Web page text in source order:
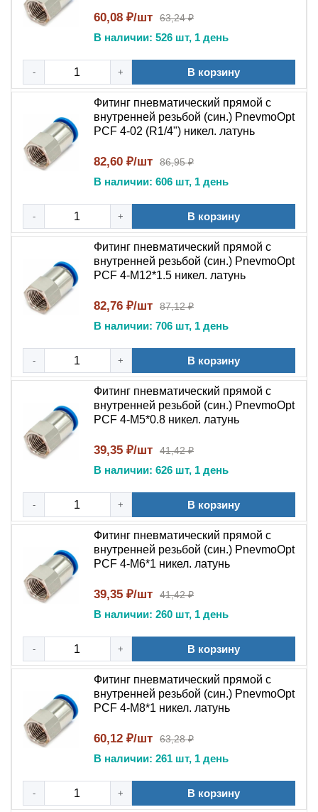
нажимным цанговым механизмом со стороны трубки и
внутренней резьбой – со стороны оборудования .
Тип устройства: прямой фитинг (трубка –
внутренняя резьба)
Тип соединения: нажимной быстроразъемный
(цанговый) – внутренняя резьба
Материал корпуса: никелированная латунь
Тип резьбы: уточняется в зависимости от
исполнения
Присоединительная резьба: уточняется в
зависимости от исполнения
Диаметр трубки: уточняется в зависимости от
исполнения
Рабочее давление: до 1,0 МПа (10 Атм)
Максимальное давление: 1,2 МПа
Отрицательное давление (вакуум): до -0,1 МПа (1
Рабочая среда: сжатый воздух, вакуум
Применяемые трубки: полиуретан, нейлон
Материал уплотнения: нитрильный каучук (NBR)
Основное назначение и условия
эксплуатации
Прямой фитинг PCF применяется для подключения
пневматической трубки к резьбовому порту
оборудования с наружной резьбой. Кодировка модели
PCF отражает тип соединения: «трубка-резьба» с
цанговым зажимом с одной стороны и внутренней
резьбой – с другой . Маркировка типоразмера содержит
диаметр трубки и код резьбы: например, PCF 10-03
означает фитинг под трубку 10 мм с резьбой R3/8" .
Изделие обеспечивает надежное герметичное
может применяться в вакуумных системах до -0,1 МПа .
Корпус из никелированной латуни устойчив к коррозии
и механическим повреждениям, что позволяет
эксплуатировать фитинг в условиях промышленного
производства.
Конструкция и материалы
покрытием, которое защищает поверхность от
окисления и продлевает срок службы . Конструкция
60,08 ₽/шт 63,24 ₽
В наличии: 526 шт, 1 день
- + В корзину
Фитинг пневматический прямой с
внутренней резьбой (син.) PnevmoOpt
PCF 4-02 (R1/4") никел. латунь
82,60 ₽/шт 86,95 ₽
В наличии: 606 шт, 1 день
- + В корзину
Фитинг пневматический прямой с
внутренней резьбой (син.) PnevmoOpt
PCF 4-M12*1.5 никел. латунь
82,76 ₽/шт 87,12 ₽
В наличии: 706 шт, 1 день
- + В корзину
Фитинг пневматический прямой с
внутренней резьбой (син.) PnevmoOpt
PCF 4-M5*0.8 никел. латунь
39,35 ₽/шт 41,42 ₽
В наличии: 626 шт, 1 день
- + В корзину
Фитинг пневматический прямой с
внутренней резьбой (син.) PnevmoOpt
PCF 4-M6*1 никел. латунь
39,35 ₽/шт 41,42 ₽
В наличии: 260 шт, 1 день
- + В корзину
Фитинг пневматический прямой с
внутренней резьбой (син.) PnevmoOpt
PCF 4-M8*1 никел. латунь
60,12 ₽/шт 63,28 ₽
В наличии: 261 шт, 1 день
- + В корзину